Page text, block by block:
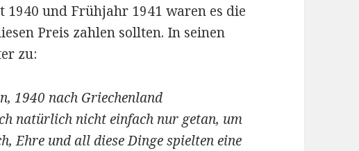
1940 und Frühjahr 1941 waren es die
Preis zahlen sollten. In seinen
zu:
1940 nach Griechenland
natürlich nicht einfach nur getan, um
Ehre und all diese Dinge spielten eine